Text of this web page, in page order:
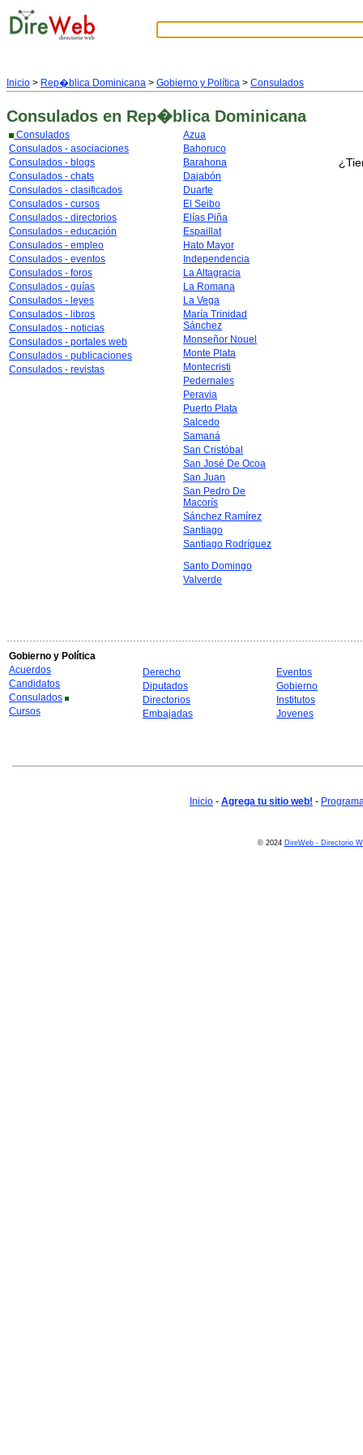
Inicio > Rep�blica Dominicana > Gobierno y Política > Consulados
Consulados en Rep�blica Dominicana
Consulados
Consulados - asociaciones
Consulados - blogs
Consulados - chats
Consulados - clasificados
Consulados - cursos
Consulados - directorios
Consulados - educación
Consulados - empleo
Consulados - eventos
Consulados - foros
Consulados - guías
Consulados - leyes
Consulados - libros
Consulados - noticias
Consulados - portales web
Consulados - publicaciones
Consulados - revistas
Azua
Bahoruco
Barahona
Dajabón
Duarte
El Seibo
Elías Piña
Espaillat
Hato Mayor
Independencia
La Altagracia
La Romana
La Vega
María Trinidad
Sánchez
Monseñor Nouel
Monte Plata
Montecristi
Pedernales
Peravia
Puerto Plata
Salcedo
Samaná
San Cristóbal
San José De Ocoa
San Juan
San Pedro De
Macorís
Sánchez Ramírez
Santiago
Santiago Rodríguez
Santo Domingo
Valverde
Gobierno y Política
Acuerdos
Candidatos
Consulados
Cursos
Derecho
Diputados
Directorios
Embajadas
Eventos
Gobierno
Institutos
Jovenes
Inicio - Agrega tu sitio web! -
© 2024 DireWeb - Directorio